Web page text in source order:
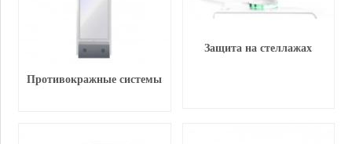
Противокражные системы
Защита на стеллажах